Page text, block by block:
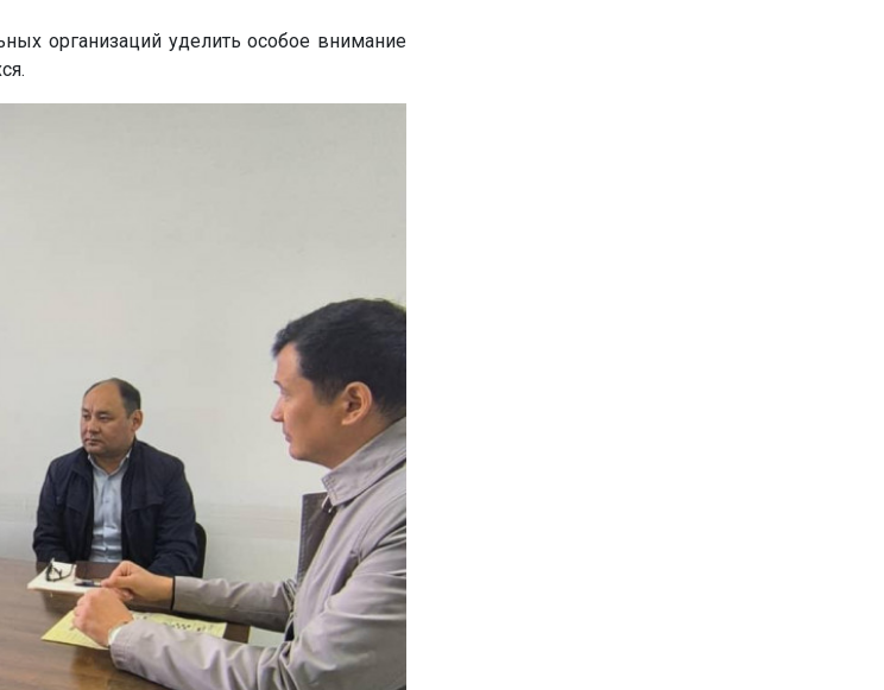
организаций уделить особое внимание